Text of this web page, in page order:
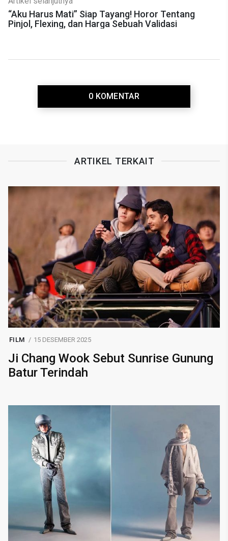
“Aku Harus Mati” Siap Tayang! Horor Tentang
Pinjol, Flexing, dan Harga Sebuah Validasi
0 KOMENTAR
ARTIKEL TERKAIT
FILM 15 DESEMBER 2025
Ji Chang Wook Sebut Sunrise Gunung
Batur Terindah